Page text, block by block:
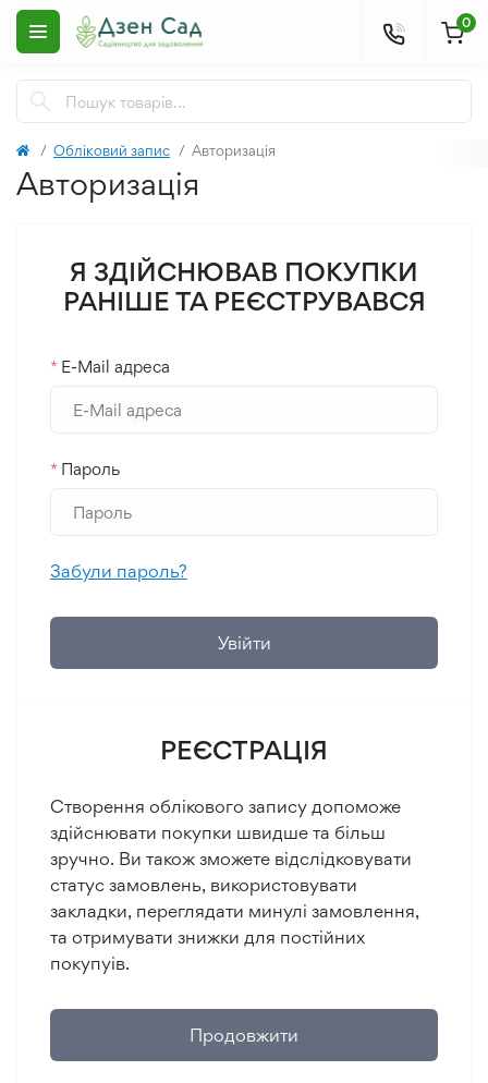
0
Обліковий запис Авторизація
Авторизація
Я ЗДІЙСНЮВАВ ПОКУПКИ
РАНІШЕ ТА РЕЄСТРУВАВСЯ
*E-Mail адреса
*Пароль
Забули пароль?
Увійти
РЕЄСТРАЦІЯ
Створення облікового запису допоможе
здійснювати покупки швидше та більш
зручно. Ви також зможете відслідковувати
статус замовлень, використовувати
закладки, переглядати минулі замовлення,
та отримувати знижки для постійних
покупуів.
Продовжити